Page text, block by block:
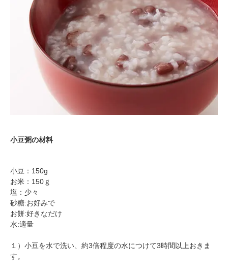
小豆粥の材料
小豆：150g
お米：150ｇ
塩：少々
砂糖:お好みで
お餅:好きなだけ
水:適量
１）小豆を水で洗い、約3倍程度の水につけて3時間以上おきま
す。